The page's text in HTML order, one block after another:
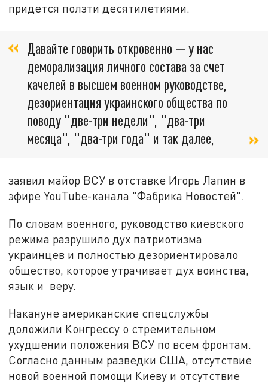
придется ползти десятилетиями.
Давайте говорить откровенно — у нас
деморализация личного состава за счет
качелей в высшем военном руководстве,
дезориентация украинского общества по
поводу "две-три недели", "два-три
месяца", "два-три года" и так далее,
заявил майор ВСУ в отставке Игорь Лапин в
эфире YouTube-канала "Фабрика Новостей".
По словам военного, руководство киевского
режима разрушило дух патриотизма
украинцев и полностью дезориентировало
общество, которое утрачивает дух воинства,
язык и веру.
Накануне американские спецслужбы
доложили Конгрессу о стремительном
ухудшении положения ВСУ по всем фронтам.
Согласно данным разведки США, отсутствие
новой военной помощи Киеву и отсутствие